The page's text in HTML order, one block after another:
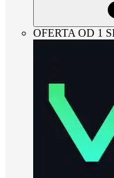
OFERTA OD 1